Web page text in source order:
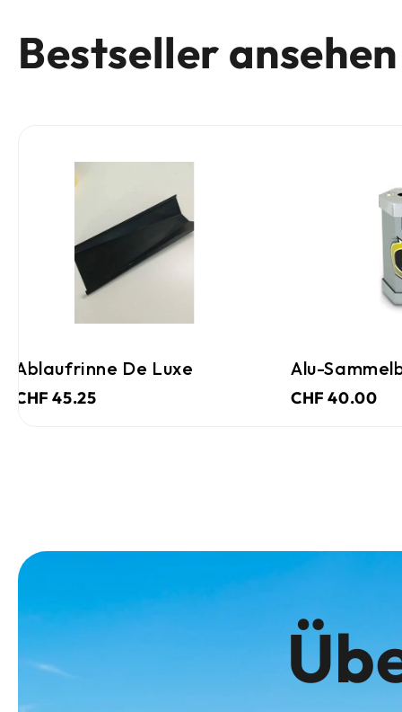
Bestseller ansehen
Alu-Sammelbox Aus Karton
CHF 40.00
Alu-
CHF 40.00